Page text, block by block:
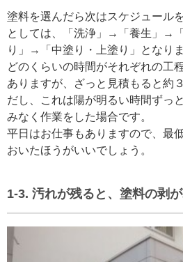
塗料を選んだら次はスケジュール
としては、「洗浄」→「養生」→
り」→「中塗り・上塗り」となりま
どのくらいの時間がそれぞれの工
ありますが、ざっと見積もると約
だし、これは陽が明るい時間ずっ
みなく作業をした場合です。
平日はお仕事もありますので、最
おいたほうがいいでしょう。
1-3. 汚れが残ると、塗料の剥